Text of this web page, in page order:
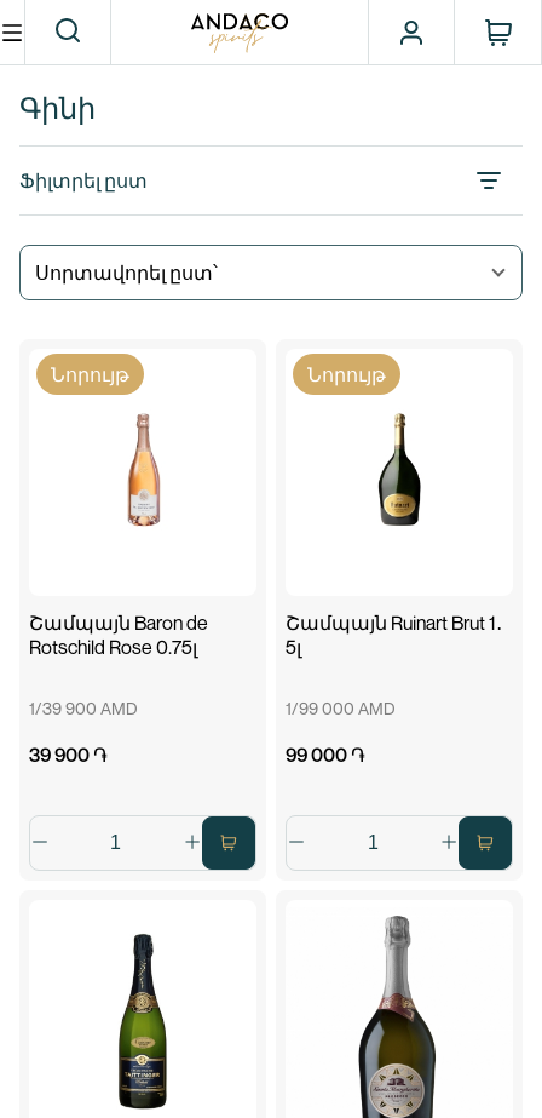
Գինի
Ֆիլտրել ըստ
Սորտավորել ըստ՝
Նորույթ
Շամպայն Baron de
Rotschild Rose 0.75լ
1/39 900 AMD
39 900 ֏
Նորույթ
Շամպայն Ruinart Brut 1․
5լ
1/99 000 AMD
99 000 ֏